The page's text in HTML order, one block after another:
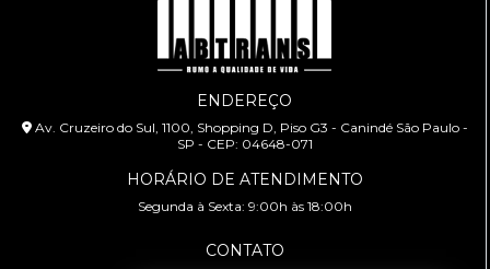
ENDEREÇO
Av. Cruzeiro do Sul, 1100, Shopping D, Piso G3 - Canindé São Paulo -
SP - CEP: 04648-071
HORÁRIO DE ATENDIMENTO
Segunda à Sexta: 9:00h às 18:00h
CONTATO